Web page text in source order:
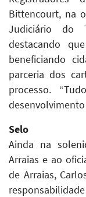
Bittencourt, na
Judiciário do
destacando
beneficiando
parceria dos
processo.
desenvolvimento
Selo
Ainda na
Arraias e ao
de Arraias,